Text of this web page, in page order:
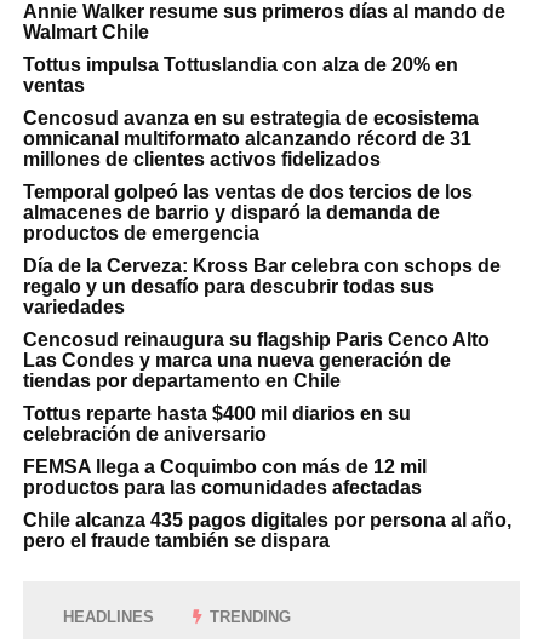
Annie Walker resume sus primeros días al mando de
Walmart Chile
Tottus impulsa Tottuslandia con alza de 20% en
ventas
Cencosud avanza en su estrategia de ecosistema
omnicanal multiformato alcanzando récord de 31
millones de clientes activos fidelizados
Temporal golpeó las ventas de dos tercios de los
almacenes de barrio y disparó la demanda de
productos de emergencia
Día de la Cerveza: Kross Bar celebra con schops de
regalo y un desafío para descubrir todas sus
variedades
Cencosud reinaugura su flagship Paris Cenco Alto
Las Condes y marca una nueva generación de
tiendas por departamento en Chile
Tottus reparte hasta $400 mil diarios en su
celebración de aniversario
FEMSA llega a Coquimbo con más de 12 mil
productos para las comunidades afectadas
Chile alcanza 435 pagos digitales por persona al año,
pero el fraude también se dispara
HEADLINES TRENDING